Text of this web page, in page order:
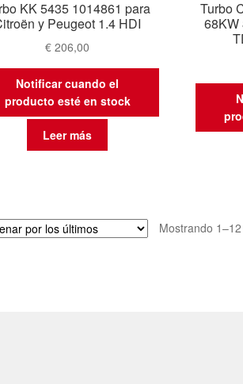
KK 5435 1014861 para
y Peugeot 1.4 HDI
€ 206,00
Notificar cuando el
producto esté en stock
Leer más
Turbo
68KW
Mostrando